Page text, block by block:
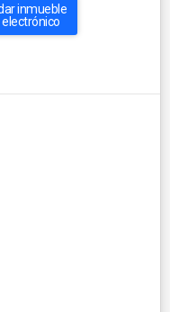
inmueble